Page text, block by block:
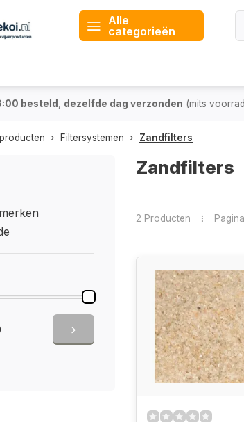
Alle
categorieën
besteld,dezelfde dag verzonden(mits voorradig)
Filtersystemen Zandfilters
Zandfilters
2 Producten